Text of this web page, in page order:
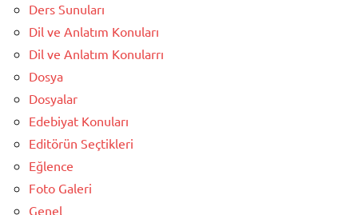
Ders Sunuları
Dil ve Anlatım Konuları
Dil ve Anlatım Konularrı
Dosya
Dosyalar
Edebiyat Konuları
Editörün Seçtikleri
Eğlence
Foto Galeri
Genel